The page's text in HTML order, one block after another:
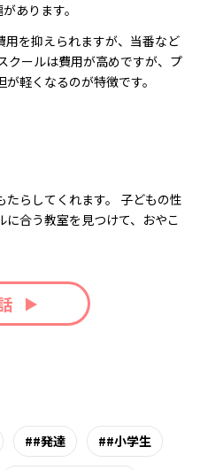
あります。
を抑えられますが、当番など
クールは費用が高めですが、プ
軽くなるのが特徴です。
らしてくれます。 子どもの性
合う教室を見つけて、おやこ
#発達 #小学生